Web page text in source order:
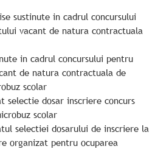
sustinute in cadrul concursului
vacant de natura contractuala
in cadrul concursului pentru
de natura contractuala de
scolar
selectie dosar inscriere concurs
scolar
selectiei dosarului de inscriere la
organizat pentru ocuparea